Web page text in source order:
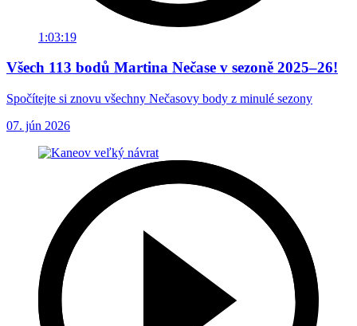
1:03:19
Všech 113 bodů Martina Nečase v sezoně 2025–26!
Spočítejte si znovu všechny Nečasovy body z minulé sezony
07. jún 2026